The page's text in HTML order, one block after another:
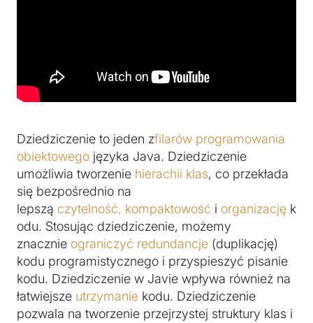
Dziedziczenie to jeden zfilarów programowania
obiektowego języka Java. Dziedziczenie
umożliwia tworzenie hierachii klas, co przekłada
się bezpośrednio na
lepszą czytelność, kompaktowość i organizację k
odu. Stosując dziedziczenie, możemy
znacznie ograniczyć redundancje (duplikację)
kodu programistycznego i przyspieszyć pisanie
kodu. Dziedziczenie w Javie wpływa również na
łatwiejsze utrzymanie kodu. Dziedziczenie
pozwala na tworzenie przejrzystej struktury klas i